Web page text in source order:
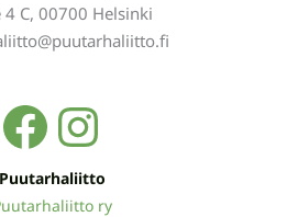
4 C, 00700 Helsinki
Facebook
Puutarhaliitto
ry